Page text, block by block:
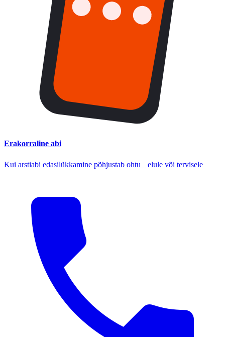
Erakorraline abi
Kui arstiabi edasilükkamine põhjustab ohtu elule või tervisele